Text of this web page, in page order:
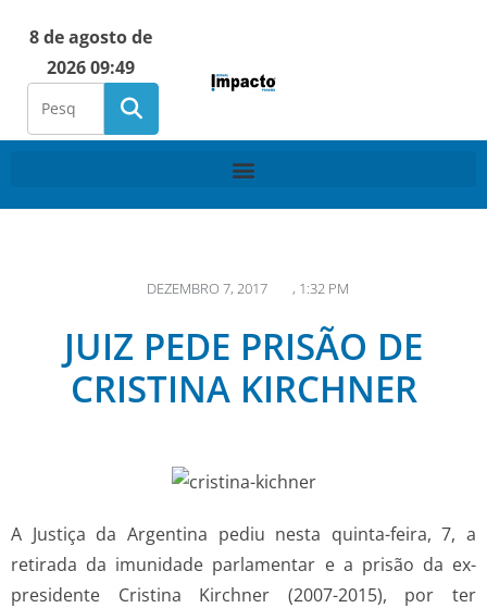
8 de agosto de
2026 09:49
DEZEMBRO 7, 2017 , 1:32 PM
JUIZ PEDE PRISÃO DE
CRISTINA KIRCHNER
A Justiça da Argentina pediu nesta quinta-feira, 7, a
retirada da imunidade parlamentar e a prisão da ex-
presidente Cristina Kirchner (2007-2015), por ter